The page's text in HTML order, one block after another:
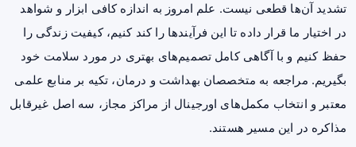
تشدید آن‌ها قطعی نیست. علم امروز به اندازه کافی ابزار و شواهد
در اختیار ما قرار داده تا این فرآیندها را کند کنیم، کیفیت زندگی را
حفظ کنیم و با آگاهی کامل تصمیم‌های بهتری در مورد سلامت خود
بگیریم. مراجعه به متخصصان بهداشت و درمان، تکیه بر منابع علمی
معتبر و انتخاب مکمل‌های اورجینال از مراکز مجاز، سه اصل غیرقابل
مذاکره در این مسیر هستند.